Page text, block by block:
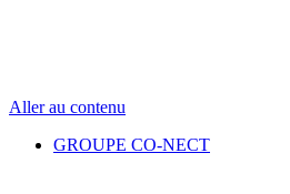
Aller au contenu
GROUPE CO-NECT